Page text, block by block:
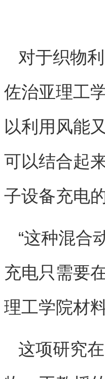
对于织物
佐治亚理工
以利用风能
可以结合起
子设备充电
“这种混合
充电只需要
理工学院材
这项研究